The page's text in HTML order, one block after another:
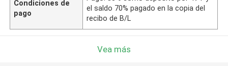
Condiciones de
pago
el saldo 70% pagado en la copia del
recibo de B/L
Vea más